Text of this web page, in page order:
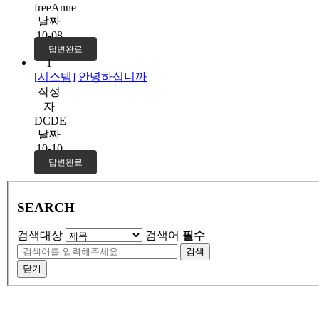
freeAnne
날짜
10-08
답변완료
1
[시스템] 안녕하십니까
작성
자
DCDE
날짜
10-10
답변완료
SEARCH
검색대상 검색어 필수
검색
닫기